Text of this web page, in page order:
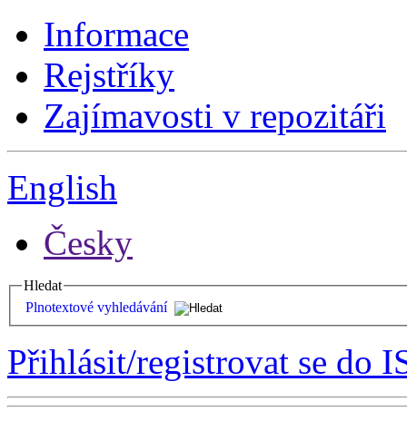
Informace
Rejstříky
Zajímavosti v repozitáři
English
Česky
Hledat
Plnotextové vyhledávání
Přihlásit/registrovat se do